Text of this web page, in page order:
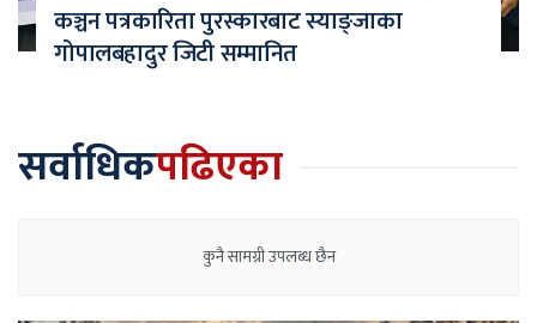
कञ्चन पत्रकारिता पुरस्कारबाट स्याङ्जाका
गोपालबहादुर जिटी सम्मानित
सर्वाधिकपढिएका
कुनै सामग्री उपलब्ध छैन